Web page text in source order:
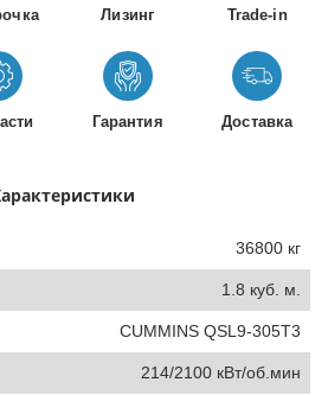
Лизинг Trade-in
Гарантия Доставка
36800 кг
1.8 куб. м.
CUMMINS QSL9-305T3
214/2100 кВт/об.мин